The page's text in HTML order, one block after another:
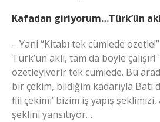
Kafadan giriyorum…Türk’ün
– Yani “Kitabı tek cümlede
Türk’ün aklı, tam da böyle
özetleyiverir tek cümlede. Bu
bir çekim, bildiğim kadarıyla Batı
fiil çekimi’ bizim iş yapış şeklimizi,
şeklini yansıtıyor…